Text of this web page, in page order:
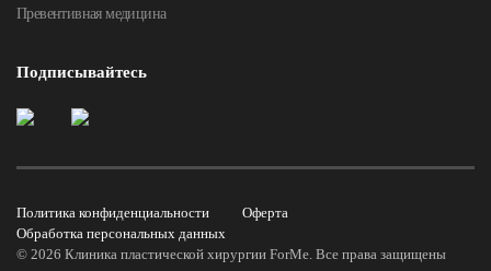
Превентивная медицина
Подписывайтесь
Политика конфиденциальности
Оферта
Обработка персональных данных
© 2026 Клиника пластической хирургии ForMe. Все права защищены